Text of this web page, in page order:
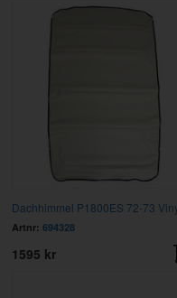
Dachhimmel P1800ES 72-73
Artnr: 694328
1595 kr